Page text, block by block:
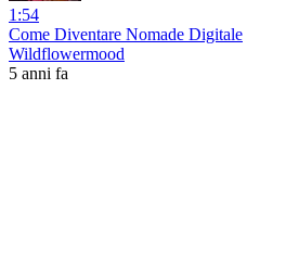
1:54
Come Diventare Nomade Digitale
Wildflowermood
5 anni fa